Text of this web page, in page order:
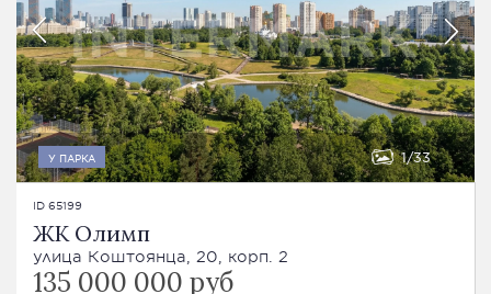
У ПАРКА 1 33
ID 65199
ЖК Олимп
улица Коштоянца, 20, корп. 2
135 000 000 руб